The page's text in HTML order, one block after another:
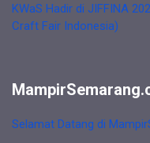
KWaS Hadir di JIFFINA
Craft Fair Indonesia)
Selamat Datang di